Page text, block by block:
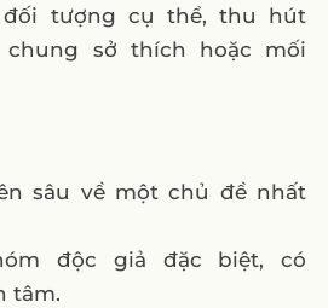
tượng cụ thể, thu hút
sở thích hoặc mối
sâu về một chủ đề nhất
độc giả đặc biệt, có
tâm.